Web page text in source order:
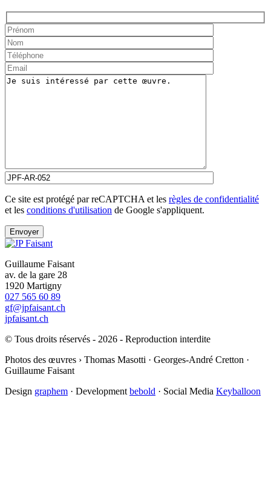
Ce site est protégé par reCAPTCHA et les règles de confidentialité
et les conditions d'utilisation de Google s'appliquent.
Guillaume Faisant
av. de la gare 28
1920 Martigny
027 565 60 89
gf@jpfaisant.ch
jpfaisant.ch
© Tous droits réservés - 2026 - Reproduction interdite
Photos des œuvres › Thomas Masotti · Georges-André Cretton ·
Guillaume Faisant
Design graphem · Development bebold · Social Media Keyballoon